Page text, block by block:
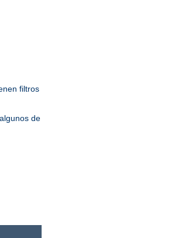
filtros
de